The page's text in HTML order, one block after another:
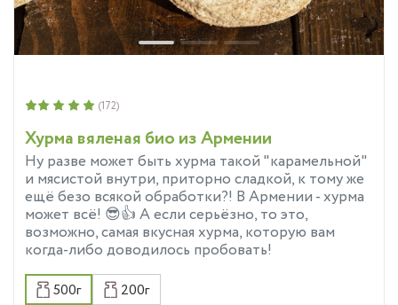
Хурма вяленая био из Армении
Ну разве может быть хурма такой "карамельной"
и мясистой внутри, приторно сладкой, к тому же
ещё безо всякой обработки?! В Армении - хурма
может всё! 😎👍 А если серьёзно, то это,
возможно, самая вкусная хурма, которую вам
когда-либо доводилось пробовать!
(172)
500г 200г